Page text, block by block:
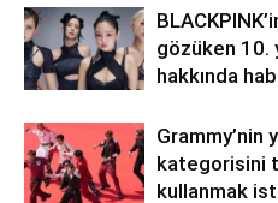
gözüken 10.
hakkında
Grammy’nin
kategorisini
kullanmak